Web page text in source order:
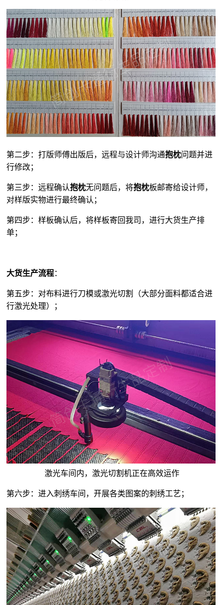
第二步：打版师傅出版后，远程与设计师沟通抱枕问题并进
行修改；
第三步：远程确认抱枕无问题后，将抱枕板邮寄给设计师，
对样版实物进行最终确认；
第四步：样板确认后，将样板寄回我司，进行大货生产排
单；
大货生产流程：
第五步：对布料进行刀模或激光切割（大部分面料都适合进
行激光处理）；
激光车间内，激光切割机正在高效运作
第六步：进入刺绣车间，开展各类图案的刺绣工艺；